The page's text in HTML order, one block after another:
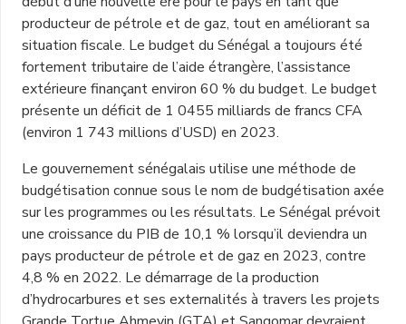
producteur de pétrole et de gaz, tout en améliorant sa
situation fiscale. Le budget du Sénégal a toujours été
fortement tributaire de l’aide étrangère, l’assistance
extérieure finançant environ 60 % du budget. Le budget
présente un déficit de 1 0455 milliards de francs CFA
(environ 1 743 millions d’USD) en 2023.
Le gouvernement sénégalais utilise une méthode de
budgétisation connue sous le nom de budgétisation axée
sur les programmes ou les résultats. Le Sénégal prévoit
une croissance du PIB de 10,1 % lorsqu’il deviendra un
pays producteur de pétrole et de gaz en 2023, contre
4,8 % en 2022. Le démarrage de la production
d’hydrocarbures et ses externalités à travers les projets